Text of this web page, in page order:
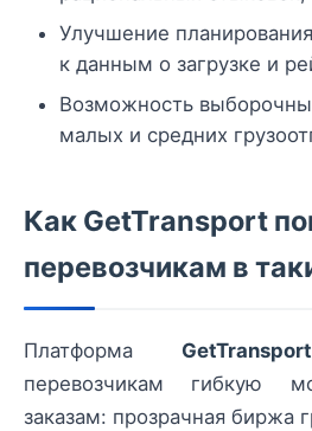
Улучшение
к данным о загрузке и
Возможность
малых и средних
Как GetTransport
перевозчикам в
Платформа GetTransport
перевозчикам гибкую
заказам: прозрачная биржа